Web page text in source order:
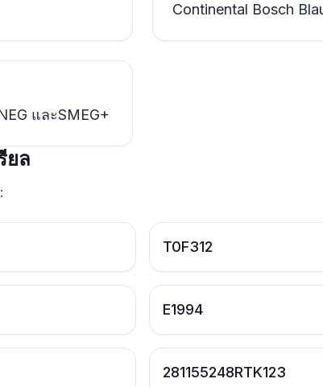
Continental Bosch
และSMEG+
ยล
T0F312
E1994
281155248RTK123